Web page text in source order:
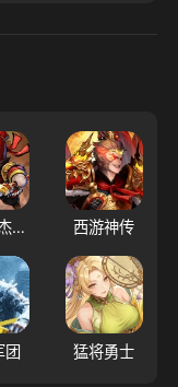
小小英杰：合战天下 西游神传
团 猛将勇士